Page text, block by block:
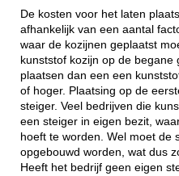
De kosten voor het laten
afhankelijk van een aantal
waar de kozijnen geplaatst
kunststof kozijn op de
plaatsen dan een een
of hoger. Plaatsing op de
steiger. Veel bedrijven die
een steiger in eigen bezit,
hoeft te worden. Wel moet de
opgebouwd worden, wat dus
Heeft het bedrijf geen eigen